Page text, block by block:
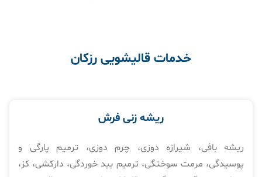
خدمات قالیشویی رزکان
ریشه زنی فرش
ریشه بافی، شیرازه دوزی، چرم دوزی، ترمیم پارگی و
پوسیدگی، مرمت سوختگی، ترمیم بید خوردگی، دارکشی، کز،